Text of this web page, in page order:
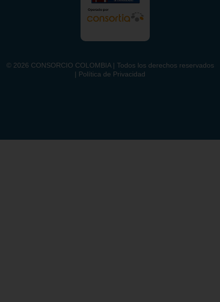
© 2026 CONSORCIO COLOMBIA | Todos los derechos reservados
| Política de Privacidad